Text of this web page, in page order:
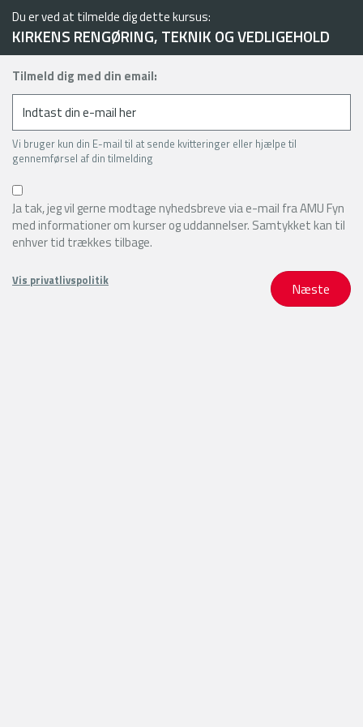
Du er ved at tilmelde dig dette kursus:
KIRKENS RENGØRING, TEKNIK OG VEDLIGEHOLD
Tilmeld dig med din email:
Vi bruger kun din E-mail til at sende kvitteringer eller hjælpe til
gennemførsel af din tilmelding
Ja tak, jeg vil gerne modtage nyhedsbreve via e-mail fra AMU Fyn
med informationer om kurser og uddannelser. Samtykket kan til
enhver tid trækkes tilbage.
Vis privatlivspolitik